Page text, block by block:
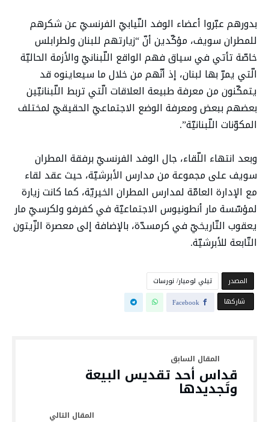
بدورهم عبّروا أعضاء الوفد النّيابيّ الفرنسيّ عن شكرهم
للمطران سويف، مؤكّدين أنّ “زيارتهم للبنان ولطرابلس
خاصّة تأتي في سياق فهم الواقع اللّبنانيّ والأزمة الحاليّة
الّتي يمرّ بها لبنان، إذ أنّهم من خلال ما سيعاينوه قد
يتمكّنون من معرفة طبيعة العلاقات الّتي تربط اللّبنانيّين
بعضهم ببعض ومعرفة الوضع الاجتماعيّ الحقيقيّ لمختلف
المكوّنات اللّبنانيّة”.
وبعد انتهاء اللّقاء، جال الوفد الفرنسيّ برفقة المطران
سويف على مجموعة من مدارس الأبرشيّة، حيث عقد لقاء
مع الإدارة العامّة لمدارس المطران الخيريّة، كما كانت زيارة
لمؤسّسة مار أنطونيوس الاجتماعيّة في كفرفو ولكرسيّ مار
يعقوب التّاريخيّ في كرمسدّة، بالإضافة إلى معصرة الزّيتون
التّابعة للأبرشيّة.
‫المصدر‬
تيلي لوميار/ نورسات
‫‫ شاركها‬
Facebook
قداس أحد تقديس البيعة
وتَجديدها